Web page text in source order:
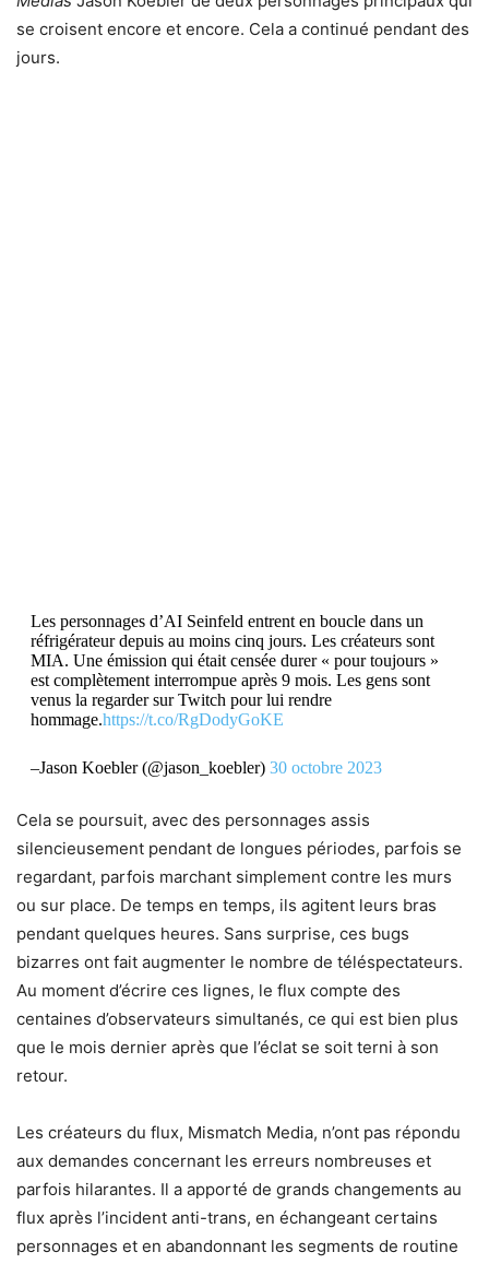
se croisent encore et encore. Cela a continué pendant des
jours.
Les personnages d’AI Seinfeld entrent en boucle dans un
réfrigérateur depuis au moins cinq jours. Les créateurs sont
MIA. Une émission qui était censée durer « pour toujours »
est complètement interrompue après 9 mois. Les gens sont
venus la regarder sur Twitch pour lui rendre
hommage.https://t.co/RgDodyGoKE
–Jason Koebler (@jason_koebler) 30 octobre 2023
Cela se poursuit, avec des personnages assis
silencieusement pendant de longues périodes, parfois se
regardant, parfois marchant simplement contre les murs
ou sur place. De temps en temps, ils agitent leurs bras
pendant quelques heures. Sans surprise, ces bugs
bizarres ont fait augmenter le nombre de téléspectateurs.
Au moment d’écrire ces lignes, le flux compte des
centaines d’observateurs simultanés, ce qui est bien plus
que le mois dernier après que l’éclat se soit terni à son
retour.
Les créateurs du flux, Mismatch Media, n’ont pas répondu
aux demandes concernant les erreurs nombreuses et
parfois hilarantes. Il a apporté de grands changements au
flux après l’incident anti-trans, en échangeant certains
personnages et en abandonnant les segments de routine